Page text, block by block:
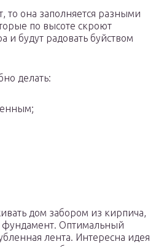
то она заполняется разными
по высоте скроют
и будут радовать буйством
делать:
дом забором из кирпича,
фундамент. Оптимальный
лента. Интересна идея